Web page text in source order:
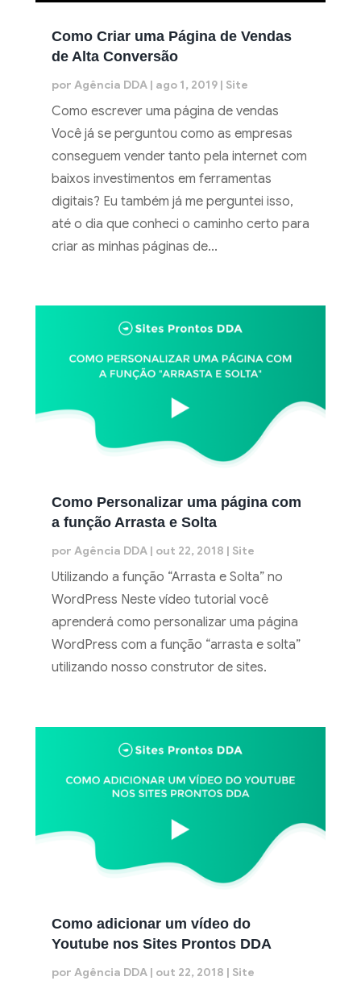
Como Criar uma Página de Vendas
de Alta Conversão
por Agência DDA| ago 1, 2019| Site
Como escrever uma página de vendas
Você já se perguntou como as empresas
conseguem vender tanto pela internet com
baixos investimentos em ferramentas
digitais? Eu também já me perguntei isso,
até o dia que conheci o caminho certo para
criar as minhas páginas de...
Como Personalizar uma página com
a função Arrasta e Solta
por Agência DDA| out 22, 2018 | Site
Utilizando a função “Arrasta e Solta” no
WordPress Neste vídeo tutorial você
aprenderá como personalizar uma página
WordPress com a função “arrasta e solta”
utilizando nosso construtor de sites.
Como adicionar um vídeo do
Youtube nos Sites Prontos DDA
por Agência DDA| out 22, 2018 | Site